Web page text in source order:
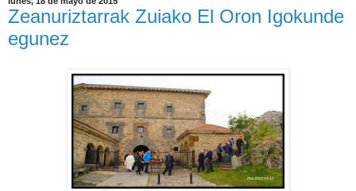
Zeanuriztarrak Zuiako El Oron Igokunde
egunez